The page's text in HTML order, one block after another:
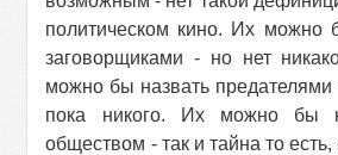
политическом кино. Их можно
заговорщиками - но нет
можно бы назвать предателями
пока никого. Их можно бы
обществом - так и тайна то